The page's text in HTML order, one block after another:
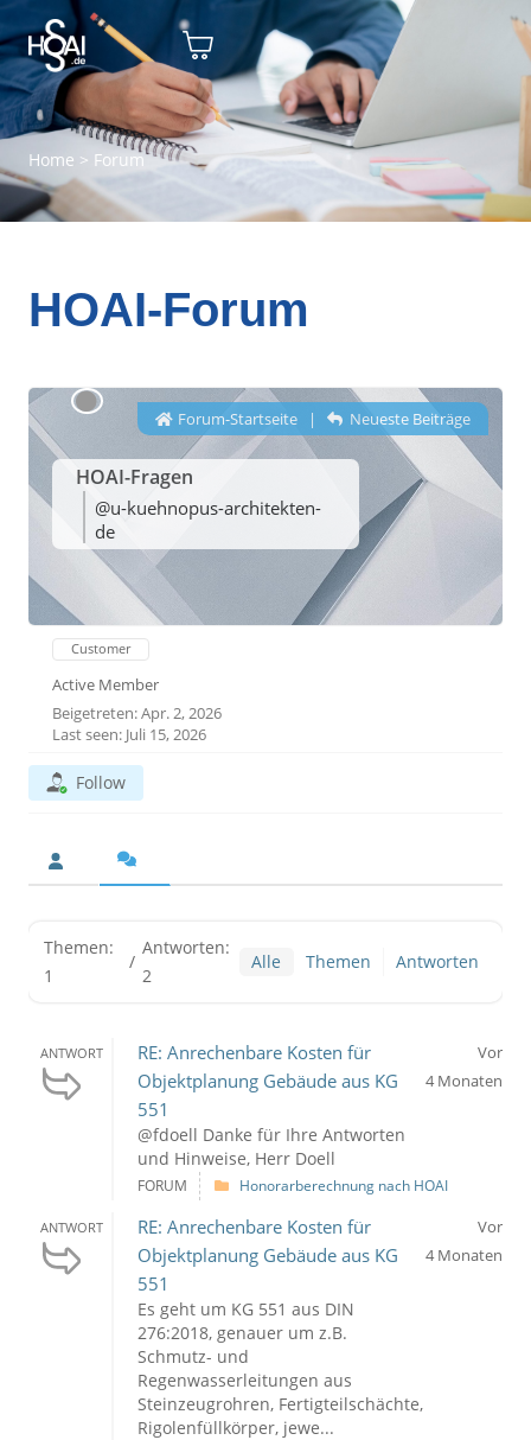
Home > Forum
HOAI-Forum
HOAI-Fragen
@u-kuehnopus-architekten-
de
Forum-Startseite| Neueste Beiträge
Customer
Active Member
Beigetreten: Apr. 2, 2026
Last seen: Juli 15, 2026
Follow
Themen:
1
/
Antworten:
2
Alle Themen Antworten
ANTWORT
RE: Anrechenbare Kosten für
Objektplanung Gebäude aus KG
551
@fdoell Danke für Ihre Antworten
und Hinweise, Herr Doell
Vor
4 Monaten
FORUM Honorarberechnung nach HOAI
ANTWORT
RE: Anrechenbare Kosten für
Objektplanung Gebäude aus KG
551
Es geht um KG 551 aus DIN
276:2018, genauer um z.B.
Schmutz- und
Regenwasserleitungen aus
Steinzeugrohren, Fertigteilschächte,
Rigolenfüllkörper, jewe...
Vor
4 Monaten